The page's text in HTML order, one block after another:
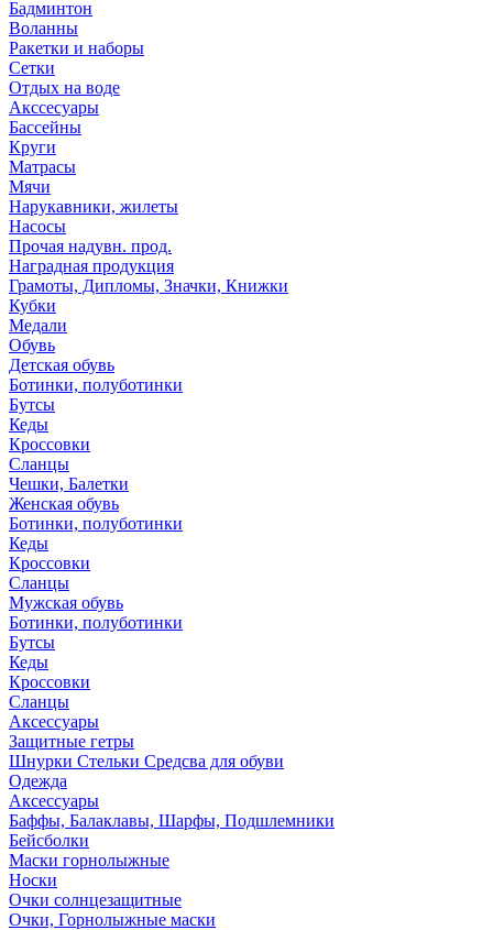
Бадминтон
Воланны
Ракетки и наборы
Сетки
Отдых на воде
Акссесуары
Бассейны
Круги
Матрасы
Мячи
Нарукавники, жилеты
Насосы
Прочая надувн. прод.
Наградная продукция
Грамоты, Дипломы, Значки, Книжки
Кубки
Медали
Обувь
Детская обувь
Ботинки, полуботинки
Бутсы
Кеды
Кроссовки
Сланцы
Чешки, Балетки
Женская обувь
Ботинки, полуботинки
Кеды
Кроссовки
Сланцы
Мужская обувь
Ботинки, полуботинки
Бутсы
Кеды
Кроссовки
Сланцы
Аксессуары
Защитные гетры
Шнурки Стельки Средсва для обуви
Одежда
Аксессуары
Баффы, Балаклавы, Шарфы, Подшлемники
Бейсболки
Маски горнолыжные
Носки
Очки солнцезащитные
Очки, Горнолыжные маски